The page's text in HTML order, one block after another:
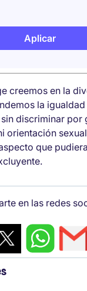
Aplicar
creemos en la
la
discriminar por
orientación
que
en las redes